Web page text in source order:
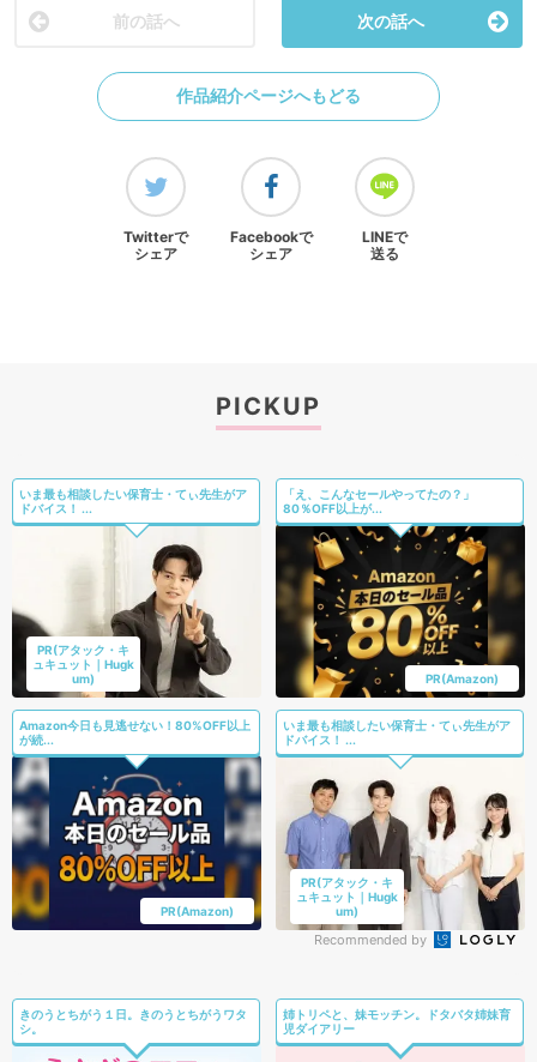
前の話へ 次の話へ
作品紹介ページへもどる
Twitterで
シェア
Facebookで
シェア
LINEで
送る
PICKUP
いま最も相談したい保育士・てぃ先生がア
ドバイス！ ...
PR(アタック・キ
ュキュット｜Hugk
um)
「え、こんなセールやってたの？」
80％OFF以上が...
PR(Amazon)
Amazon今日も見逃せない！80%OFF以上
が続...
PR(Amazon)
いま最も相談したい保育士・てぃ先生がア
ドバイス！ ...
PR(アタック・キ
ュキュット｜Hugk
um)
Recommended by
きのうとちがう１日。きのうとちがうワタ
シ。
姉トリペと、妹モッチン。ドタバタ姉妹育
児ダイアリー